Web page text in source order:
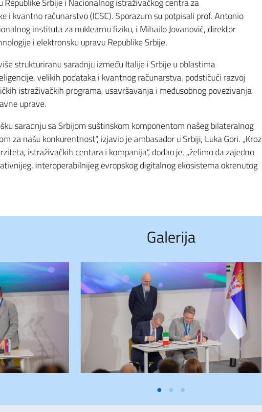
Srbije i Nacionalnog istraživačkog centra za
i kvantno računarstvo (ICSC). Sporazum su potpisali prof. Antonio
instituta za nuklearnu fiziku, i Mihailo Jovanović, direktor
i elektronsku upravu Republike Srbije.
strukturiranu saradnju između Italije i Srbije u oblastima
velikih podataka i kvantnog računarstva, podstičući razvoj
istraživačkih programa, usavršavanja i međusobnog povezivanja
uprave.
saradnju sa Srbijom suštinskom komponentom našeg bilateralnog
za našu konkurentnost“, izjavio je ambasador u Srbiji, Luka Gori. „Kroz
istraživačkih centara i kompanija“, dodao je, „želimo da zajedno
interoperabilnijeg evropskog digitalnog ekosistema okrenutog
Galerija